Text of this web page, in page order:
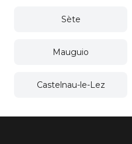
Sète
Mauguio
Castelnau-le-Lez